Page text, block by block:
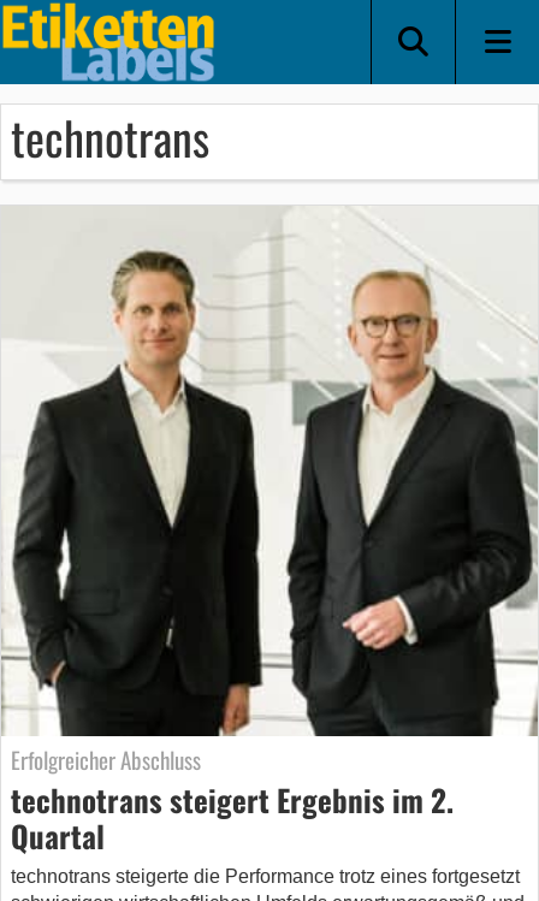
technotrans
Erfolgreicher Abschluss
technotrans steigert Ergebnis im 2.
Quartal
technotrans steigerte die Performance trotz eines fortgesetzt